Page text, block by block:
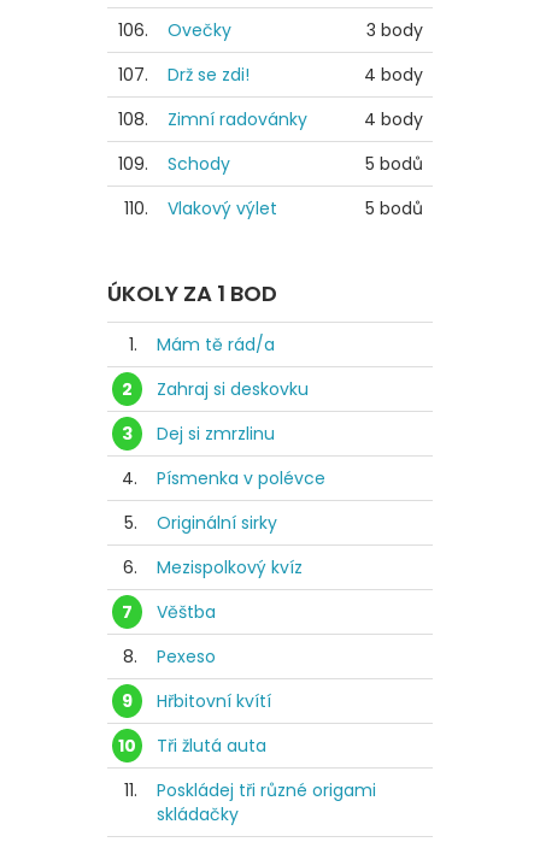
106.
Ovečky
3 body
107.
Drž se zdi!
4 body
108.
Zimní radovánky
4 body
109.
Schody
5 bodů
110.
Vlakový výlet 5 bodů
ÚKOLY ZA 1 BOD
1.
Mám tě rád/a
2
Zahraj si deskovku
3
Dej si zmrzlinu
4.
Písmenka v polévce
5.
Originální sirky
6.
Mezispolkový kvíz
7
Věštba
8.
Pexeso
9
Hřbitovní kvítí
10
Tři žlutá auta
11.
Poskládej tři různé origami
skládačky